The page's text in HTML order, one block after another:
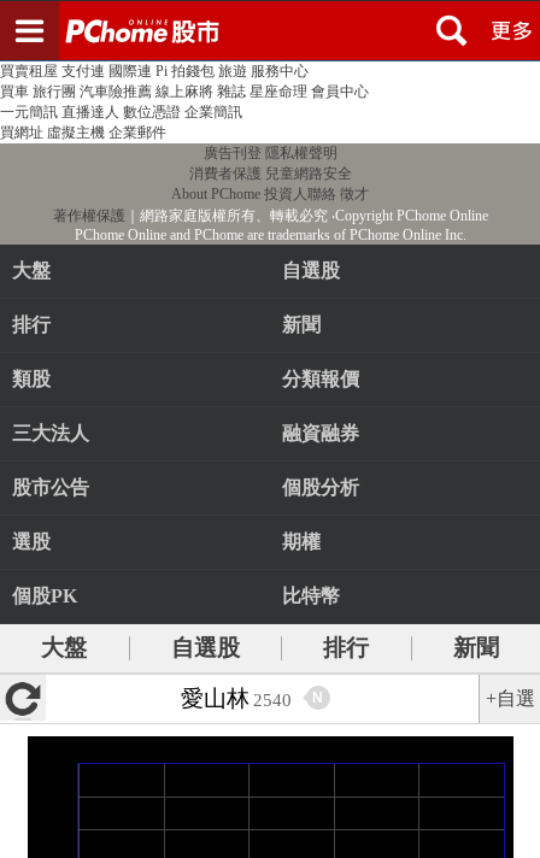
PChome首頁 線上購物 24h購物 書店
買賣租屋 支付連 國際連 Pi 拍錢包 旅遊 服務中心
買車 旅行團 汽車險推薦 線上麻將 雜誌 星座命理 會員中心
一元簡訊 直播達人 數位憑證 企業簡訊
買網址 虛擬主機 企業郵件
廣告刊登 隱私權聲明
消費者保護 兒童網路安全
About PChome 投資人聯絡 徵才
著作權保護 ｜網路家庭版權所有、轉載必究‧Copyright PChome Online
PChome Online and PChome are trademarks of PChome Online Inc.
大盤 自選股
排行 新聞
類股 分類報價
三大法人 融資融券
股市公告 個股分析
選股 期權
個股PK 比特幣
大盤 自選股 排行
新聞
愛山林 2540 N +自選